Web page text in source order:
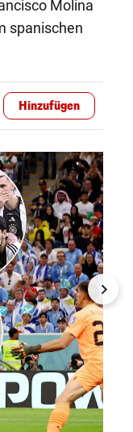
Molina
spanischen
Hinzufügen